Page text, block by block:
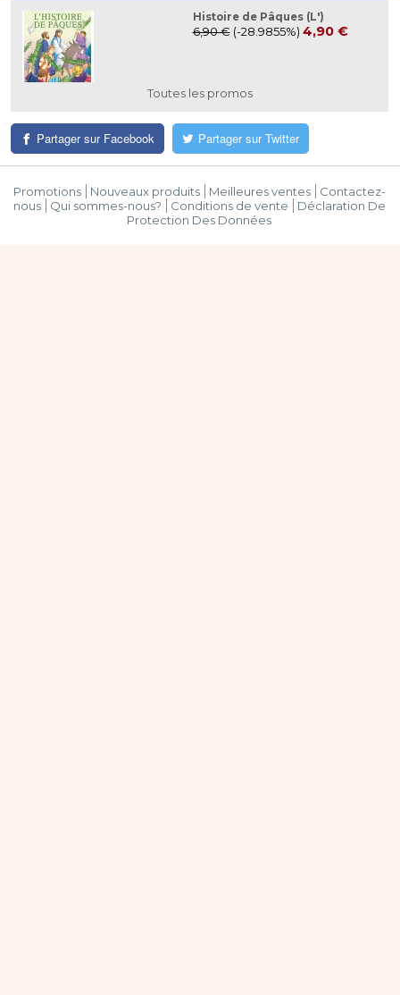
Histoire de Pâques (L')
6,90 € (-28.9855%) 4,90 €
Toutes les promos
Partager sur Facebook Partager sur Twitter
Promotions Nouveaux produits Meilleures ventes
Contactez-
nous
Qui sommes-nous? Conditions de vente
Déclaration De
Protection Des Données